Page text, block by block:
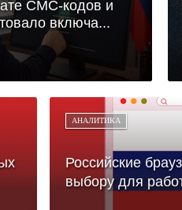
СМС-кодов и
включа...
АНАЛИТИКА
Российские
выбору для